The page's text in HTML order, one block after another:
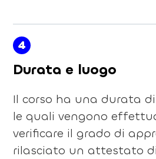
4
Durata e luogo
Il corso ha una durata
le quali vengono
verificare il grado di
rilasciato un attestato